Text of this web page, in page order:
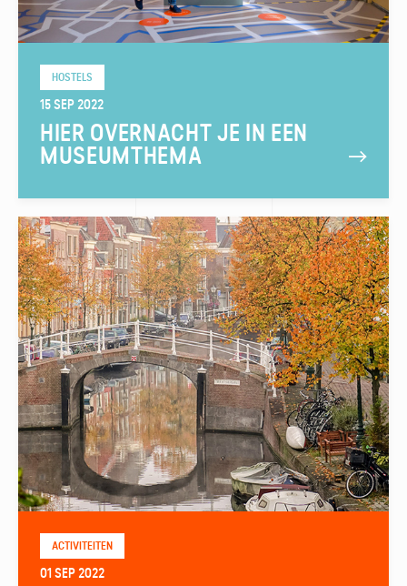
HOSTELS
15 SEP 2022
HIER OVERNACHT JE IN EEN
MUSEUMTHEMA
ACTIVITEITEN
01 SEP 2022